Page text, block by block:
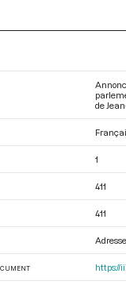
de
1
411
411
https://